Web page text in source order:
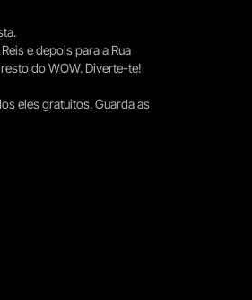
e depois para a Rua
do WOW. Diverte-te!
eles gratuitos. Guarda as